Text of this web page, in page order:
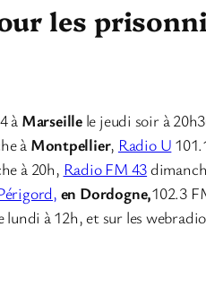
les
à Marseille le jeudi soir à
à Montpellier, Radio U
à 20h, Radio FM 43
en Dordogne,102.3
lundi à 12h, et sur les